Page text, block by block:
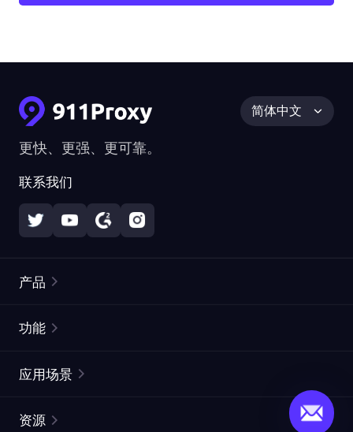
更快、更强、更可靠。
联系我们
简体中文
产品
静态住宅代理
功能
ISP代理
应用场景
资源